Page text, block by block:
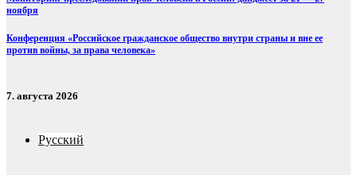
ноября
Конференция «Российское гражданское общество внутри страны и вне ее
против войны, за права человека»
7. августа 2026
Русский